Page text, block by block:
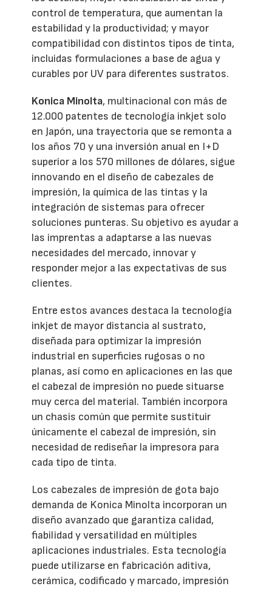
control de temperatura, que aumentan la
estabilidad y la productividad; y mayor
compatibilidad con distintos tipos de tinta,
incluidas formulaciones a base de agua y
curables por UV para diferentes sustratos.
Konica Minolta, multinacional con más de
12.000 patentes de tecnología inkjet solo
en Japón, una trayectoria que se remonta a
los años 70 y una inversión anual en I+D
superior a los 570 millones de dólares, sigue
innovando en el diseño de cabezales de
impresión, la química de las tintas y la
integración de sistemas para ofrecer
soluciones punteras. Su objetivo es ayudar a
las imprentas a adaptarse a las nuevas
necesidades del mercado, innovar y
responder mejor a las expectativas de sus
clientes.
Entre estos avances destaca la tecnología
inkjet de mayor distancia al sustrato,
diseñada para optimizar la impresión
industrial en superficies rugosas o no
planas, así como en aplicaciones en las que
el cabezal de impresión no puede situarse
muy cerca del material. También incorpora
un chasis común que permite sustituir
únicamente el cabezal de impresión, sin
necesidad de rediseñar la impresora para
cada tipo de tinta.
Los cabezales de impresión de gota bajo
demanda de Konica Minolta incorporan un
diseño avanzado que garantiza calidad,
fiabilidad y versatilidad en múltiples
aplicaciones industriales. Esta tecnología
puede utilizarse en fabricación aditiva,
cerámica, codificado y marcado, impresión